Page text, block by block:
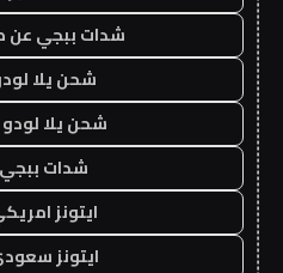
شدات ببجي عن
شحن يلا
شحن يلا لودو
شدات
ايتونز
ايتونز